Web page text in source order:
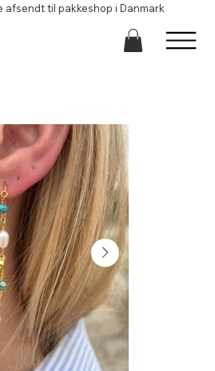
afsendt til pakkeshop i Danmark